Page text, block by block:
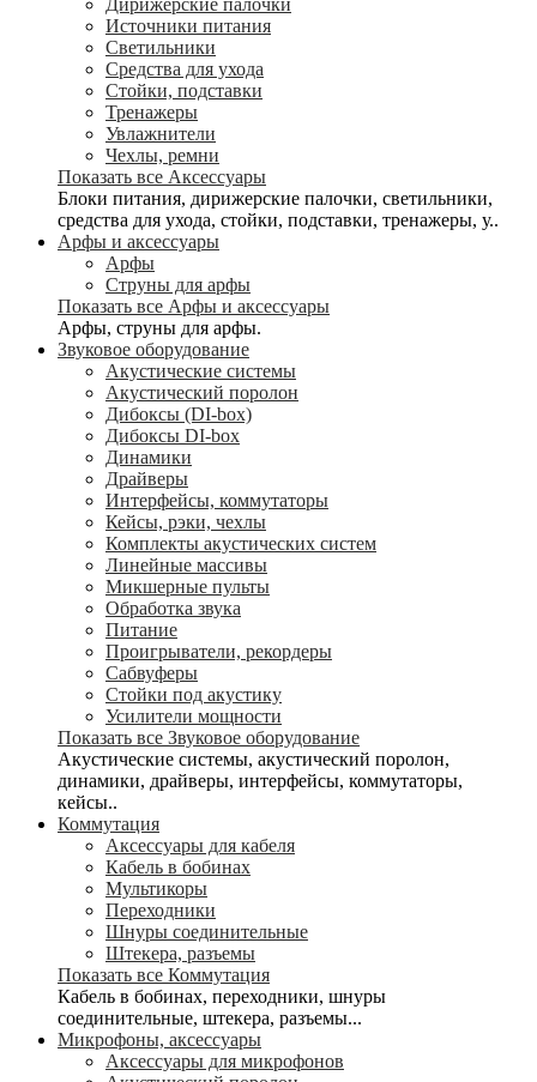
Дирижерские палочки
Источники питания
Светильники
Средства для ухода
Стойки, подставки
Тренажеры
Увлажнители
Чехлы, ремни
Показать все Аксессуары
Блоки питания, дирижерские палочки, светильники,
средства для ухода, стойки, подставки, тренажеры, у..
Арфы и аксессуары
Арфы
Струны для арфы
Показать все Арфы и аксессуары
Арфы, струны для арфы.
Звуковое оборудование
Акустические системы
Акустический поролон
Дибоксы (DI-box)
Дибоксы DI-box
Динамики
Драйверы
Интерфейсы, коммутаторы
Кейсы, рэки, чехлы
Комплекты акустических систем
Линейные массивы
Микшерные пульты
Обработка звука
Питание
Проигрыватели, рекордеры
Сабвуферы
Стойки под акустику
Усилители мощности
Показать все Звуковое оборудование
Акустические системы, акустический поролон,
динамики, драйверы, интерфейсы, коммутаторы,
кейсы..
Коммутация
Аксессуары для кабеля
Кабель в бобинах
Мультикоры
Переходники
Шнуры соединительные
Штекера, разъемы
Показать все Коммутация
Кабель в бобинах, переходники, шнуры
соединительные, штекера, разъемы...
Микрофоны, аксессуары
Аксессуары для микрофонов